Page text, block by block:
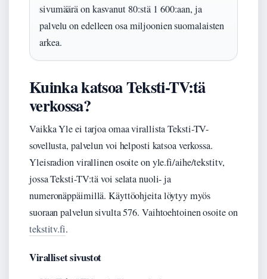
sivumäärä on kasvanut 80:stä 1 600:aan, ja
palvelu on edelleen osa miljoonien suomalaisten
arkea.
Kuinka katsoa Teksti-TV:tä
verkossa?
Vaikka Yle ei tarjoa omaa virallista Teksti-TV-
sovellusta, palvelun voi helposti katsoa verkossa.
Yleisradion virallinen osoite on yle.fi/aihe/tekstitv,
jossa Teksti-TV:tä voi selata nuoli- ja
numeronäppäimillä. Käyttöohjeita löytyy myös
suoraan palvelun sivulta 576. Vaihtoehtoinen osoite on
tekstitv.fi.
Viralliset sivustot